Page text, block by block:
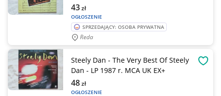
OGŁOSZENIE
43zł
SPRZEDAJĄCY: OSOBA PRYWATNA
Reda
Steely Dan - The Very Best Of Steely
Dan - LP 1987 r. MCA UK EX+
OGŁOSZENIE
48zł